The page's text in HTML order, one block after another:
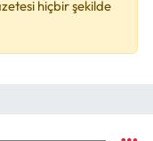
hiçbir şekilde